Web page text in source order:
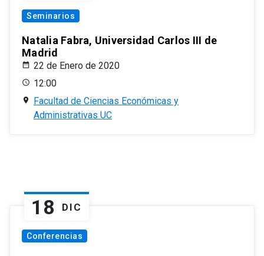
Seminarios
Natalia Fabra, Universidad Carlos III de
Madrid
22 de Enero de 2020
12:00
Facultad de Ciencias Económicas y
Administrativas UC
18 DIC
Conferencias